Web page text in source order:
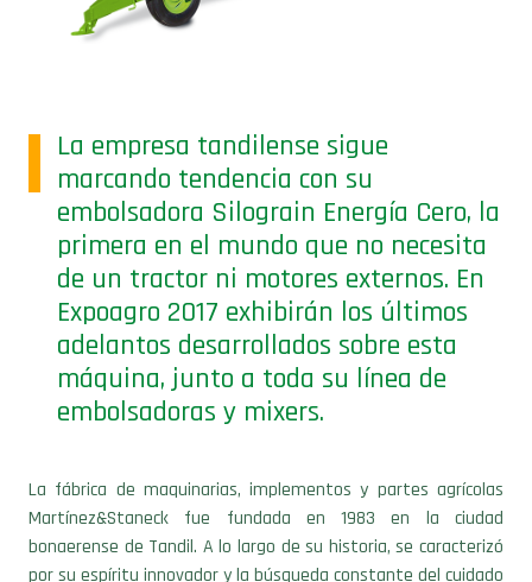
La empresa tandilense sigue
marcando tendencia con su
embolsadora Silograin Energía Cero, la
primera en el mundo que no necesita
de un tractor ni motores externos. En
Expoagro 2017 exhibirán los últimos
adelantos desarrollados sobre esta
máquina, junto a toda su línea de
embolsadoras y mixers.
La fábrica de maquinarias, implementos y partes agrícolas
Martínez&Staneck fue fundada en 1983 en la ciudad
bonaerense de Tandil. A lo largo de su historia, se caracterizó
por su espíritu innovador y la búsqueda constante del cuidado